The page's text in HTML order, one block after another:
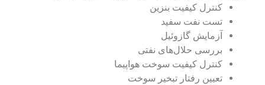
کنترل کیفیت بنزین
تست نفت سفید
آزمایش گازوئیل
بررسی حلال‌های نفتی
کنترل کیفیت سوخت هواپیما
تعیین رفتار تبخیر سوخت